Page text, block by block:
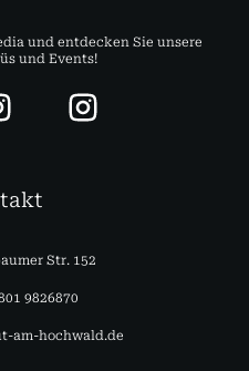
Str. 152
9826870
am-hochwald.de
und entdecken Sie unsere
und Events!